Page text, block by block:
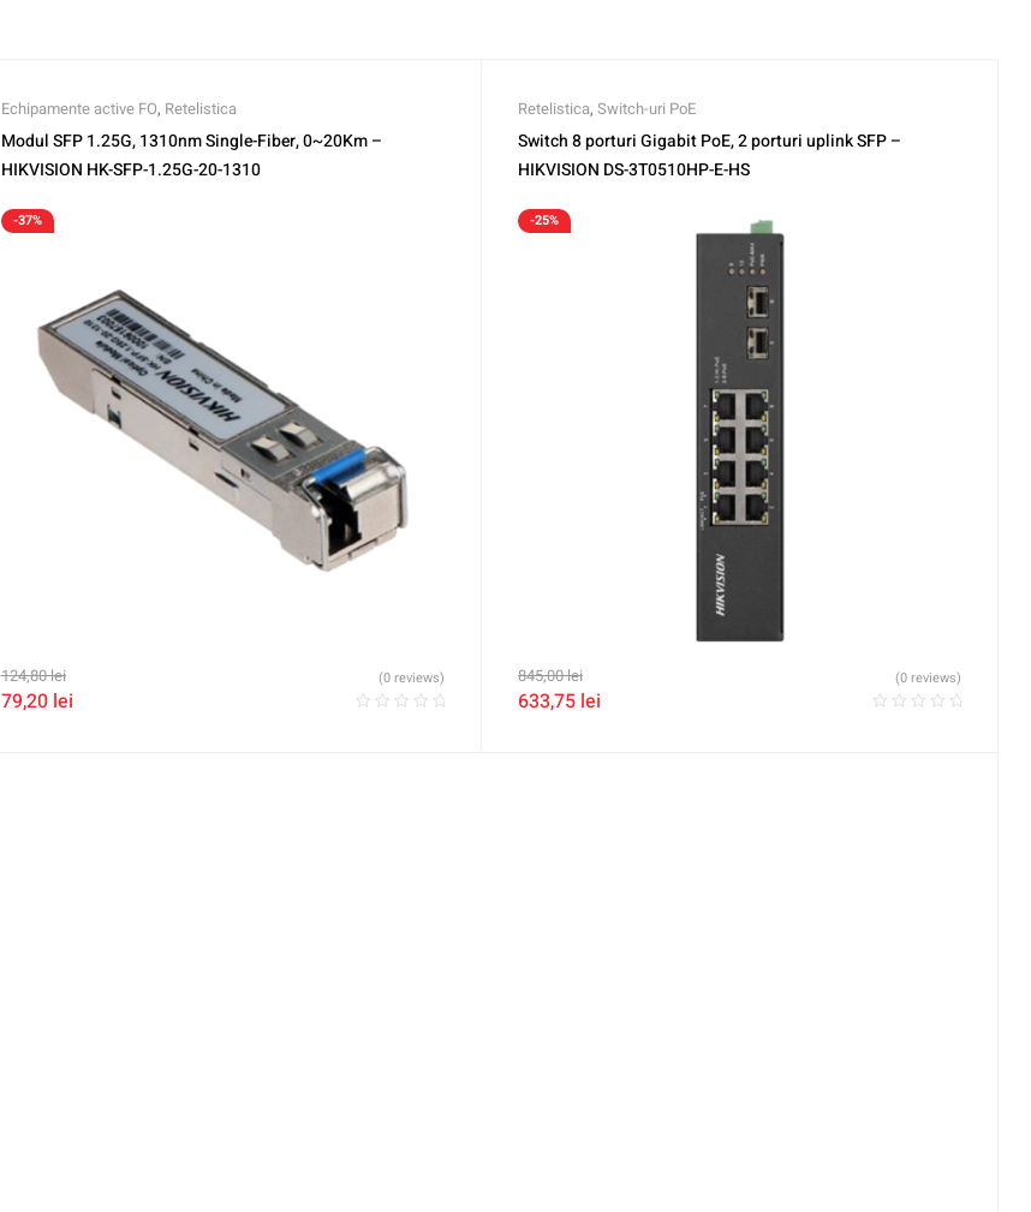
Echipamente active FO, Retelistica
Modul SFP 1.25G, 1310nm Single-Fiber, 0~20Km –
HIKVISION HK-SFP-1.25G-20-1310
-37%
124,80lei
79,20 lei
(0 reviews)
Retelistica, Switch-uri PoE
Switch 8 porturi Gigabit PoE, 2 porturi uplink SFP –
HIKVISION DS-3T0510HP-E-HS
-25%
845,00lei
633,75 lei
(0 reviews)